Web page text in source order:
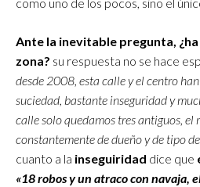
como uno de los pocos, sino el
Ante la inevitable pregunta,
zona? su respuesta no se hace
desde 2008, esta calle y el centro
suciedad, bastante inseguridad y
calle solo quedamos tres antiguos, el
constantemente de dueño y de tipo
cuanto a la inseguiridad dice que
«18 robos y un atraco con navaja,